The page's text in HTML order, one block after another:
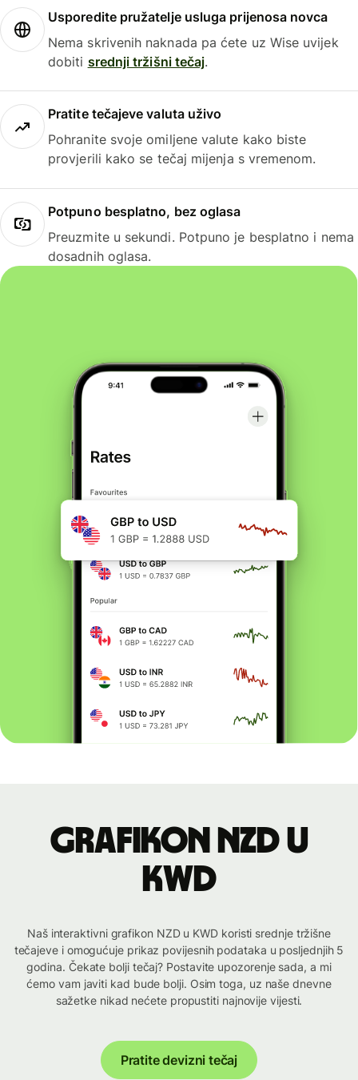
Usporedite pružatelje usluga prijenosa novca
Nema skrivenih naknada pa ćete uz Wise uvijek
dobiti srednji tržišni tečaj.
Pratite tečajeve valuta uživo
Pohranite svoje omiljene valute kako biste
provjerili kako se tečaj mijenja s vremenom.
Potpuno besplatno, bez oglasa
Preuzmite u sekundi. Potpuno je besplatno i nema
dosadnih oglasa.
Grafikon NZD u
KWD
Naš interaktivni grafikon NZD u KWD koristi srednje tržišne
tečajeve i omogućuje prikaz povijesnih podataka u posljednjih 5
godina. Čekate bolji tečaj? Postavite upozorenje sada, a mi
ćemo vam javiti kad bude bolji. Osim toga, uz naše dnevne
sažetke nikad nećete propustiti najnovije vijesti.
Pratite devizni tečaj